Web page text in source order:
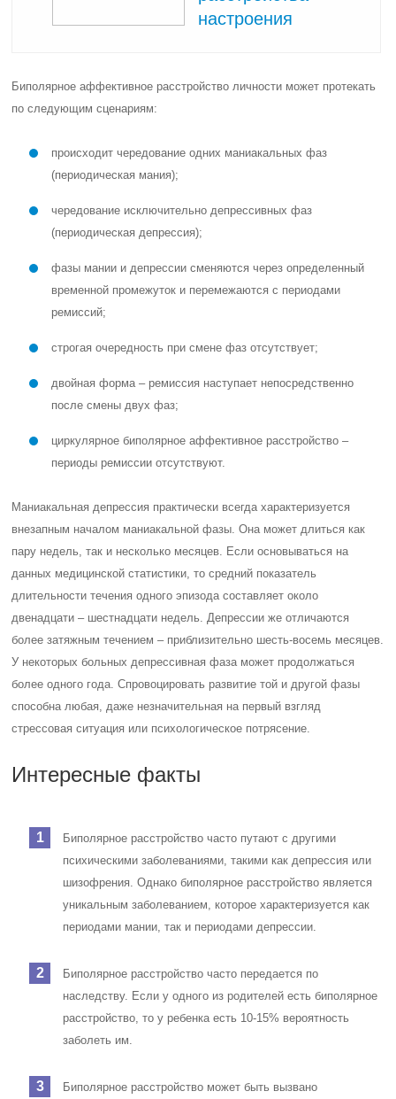
настроения
Биполярное аффективное расстройство личности может протекать
по следующим сценариям:
происходит чередование одних маниакальных фаз
(периодическая мания);
чередование исключительно депрессивных фаз
(периодическая депрессия);
фазы мании и депрессии сменяются через определенный
временной промежуток и перемежаются с периодами
ремиссий;
строгая очередность при смене фаз отсутствует;
двойная форма – ремиссия наступает непосредственно
после смены двух фаз;
циркулярное биполярное аффективное расстройство –
периоды ремиссии отсутствуют.
Маниакальная депрессия практически всегда характеризуется
внезапным началом маниакальной фазы. Она может длиться как
пару недель, так и несколько месяцев. Если основываться на
данных медицинской статистики, то средний показатель
длительности течения одного эпизода составляет около
двенадцати – шестнадцати недель. Депрессии же отличаются
более затяжным течением – приблизительно шесть-восемь месяцев.
У некоторых больных депрессивная фаза может продолжаться
более одного года. Спровоцировать развитие той и другой фазы
способна любая, даже незначительная на первый взгляд
стрессовая ситуация или психологическое потрясение.
Интересные факты
Биполярное расстройство часто путают с другими
психическими заболеваниями, такими как депрессия или
шизофрения. Однако биполярное расстройство является
уникальным заболеванием, которое характеризуется как
периодами мании, так и периодами депрессии.
Биполярное расстройство часто передается по
наследству. Если у одного из родителей есть биполярное
расстройство, то у ребенка есть 10-15% вероятность
заболеть им.
Биполярное расстройство может быть вызвано